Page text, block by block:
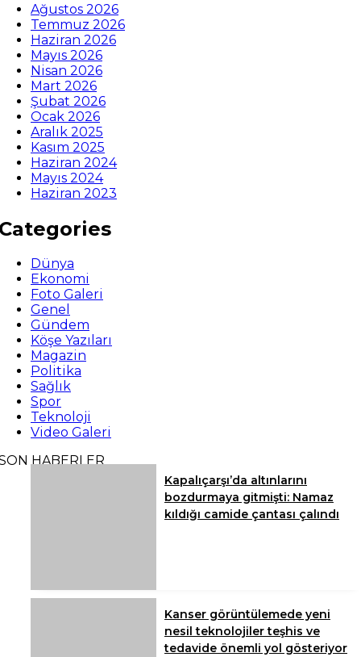
Ağustos 2026
Temmuz 2026
Haziran 2026
Mayıs 2026
Nisan 2026
Mart 2026
Şubat 2026
Ocak 2026
Aralık 2025
Kasım 2025
Haziran 2024
Mayıs 2024
Haziran 2023
Dünya
Ekonomi
Foto Galeri
Genel
Gündem
Köşe Yazıları
Magazin
Politika
Sağlık
Spor
Teknoloji
Video Galeri
HABERLER
Kapalıçarşı’da altınlarını
bozdurmaya gitmişti: Namaz
kıldığı camide çantası çalındı
Kanser görüntülemede yeni
nesil teknolojiler teşhis ve
tedavide önemli yol gösteriyor